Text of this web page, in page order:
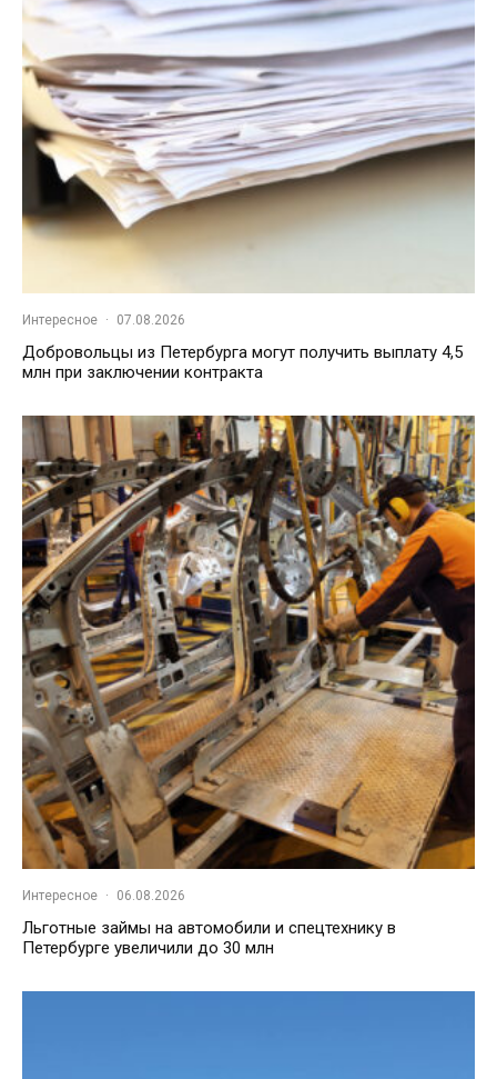
Интересное · 07.08.2026
Добровольцы из Петербурга могут получить выплату 4,5
млн при заключении контракта
Интересное · 06.08.2026
Льготные займы на автомобили и спецтехнику в
Петербурге увеличили до 30 млн